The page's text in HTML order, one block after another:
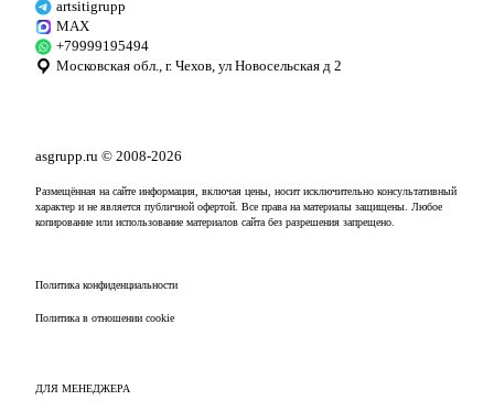
artsitigrupp
MAX
+79999195494
Московская обл., г. Чехов, ул Новосельская д 2
asgrupp.ru © 2008-2026
Размещённая на сайте информация, включая цены, носит исключительно консультативный
характер и не является публичной офертой. Все права на материалы защищены. Любое
копирование или использование материалов сайта без разрешения запрещено.
Политика конфиденциальности
Политика в отношении cookie
ДЛЯ МЕНЕДЖЕРА